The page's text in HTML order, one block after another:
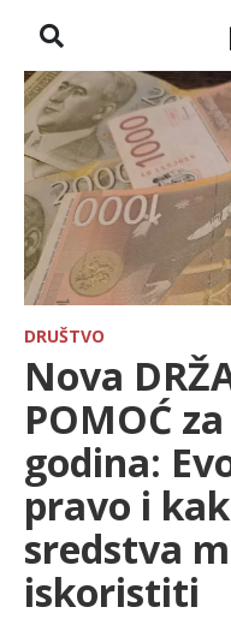
NASLOVNA
VESTI
ZADRUGA
SHOWBIZ
HRONIKA
FARMERI
SPORT
LIFESTYLE
DRUŠTVO
Nova
POMOĆ
godina:
pravo i
sredstva
iskoristiti